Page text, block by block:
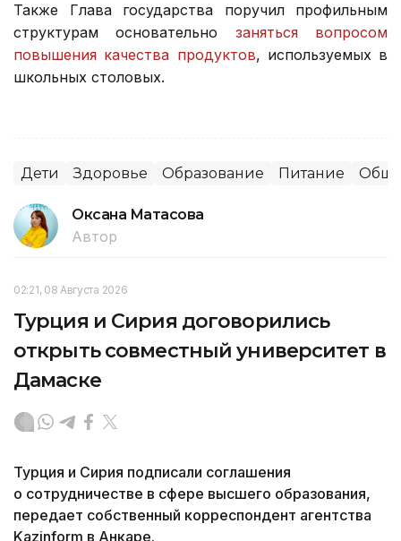
Также Глава государства поручил профильным
структурам основательно заняться вопросом
повышения качества продуктов, используемых в
школьных столовых.
Дети Здоровье Образование Питание
Оксана Матасова
Автор
02:21, 08 Августа 2026
Турция и Сирия договорились
открыть совместный университет в
Дамаске
Турция и Сирия подписали соглашения
о сотрудничестве в сфере высшего образования,
передает собственный корреспондент агентства
Kazinform в Анкаре.